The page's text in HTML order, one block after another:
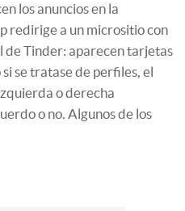
los anuncios en la
redirige a un micrositio con
de Tinder: aparecen tarjetas
se tratase de perfiles, el
o derecha
o no. Algunos de los